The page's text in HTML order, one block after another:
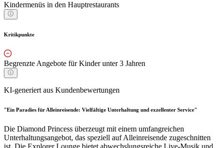
Kindermenüs in den Hauptrestaurants
Kritikpunkte
Begrenzte Angebote für Kinder unter 3 Jahren
KI-generiert aus Kundenbewertungen
"Ein Paradies für Alleinreisende: Vielfältige Unterhaltung und exzellenter Service"
Die Diamond Princess überzeugt mit einem umfangreichen
Unterhaltungsangebot, das speziell auf Alleinreisende zugeschnitten